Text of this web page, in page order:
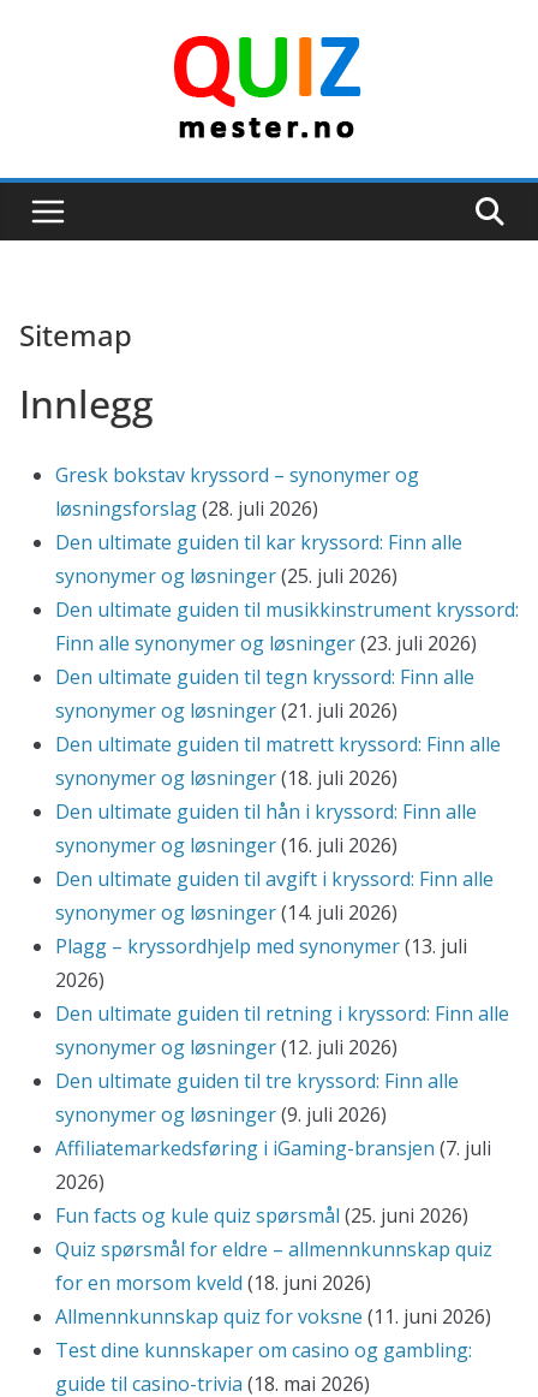
Sitemap
Innlegg
Gresk bokstav kryssord – synonymer og
løsningsforslag(28. juli 2026)
Den ultimate guiden til kar kryssord: Finn alle
synonymer og løsninger(25. juli 2026)
Den ultimate guiden til musikkinstrument kryssord:
Finn alle synonymer og løsninger(23. juli 2026)
Den ultimate guiden til tegn kryssord: Finn alle
synonymer og løsninger(21. juli 2026)
Den ultimate guiden til matrett kryssord: Finn alle
synonymer og løsninger(18. juli 2026)
Den ultimate guiden til hån i kryssord: Finn alle
synonymer og løsninger(16. juli 2026)
Den ultimate guiden til avgift i kryssord: Finn alle
synonymer og løsninger(14. juli 2026)
Plagg – kryssordhjelp med synonymer(13. juli
2026)
Den ultimate guiden til retning i kryssord: Finn alle
synonymer og løsninger(12. juli 2026)
Den ultimate guiden til tre kryssord: Finn alle
synonymer og løsninger(9. juli 2026)
Affiliatemarkedsføring i iGaming-bransjen (7. juli
2026)
Fun facts og kule quiz spørsmål (25. juni 2026)
Quiz spørsmål for eldre – allmennkunnskap quiz
for en morsom kveld (18. juni 2026)
Allmennkunnskap quiz for voksne (11. juni 2026)
Test dine kunnskaper om casino og gambling:
guide til casino-trivia (18. mai 2026)